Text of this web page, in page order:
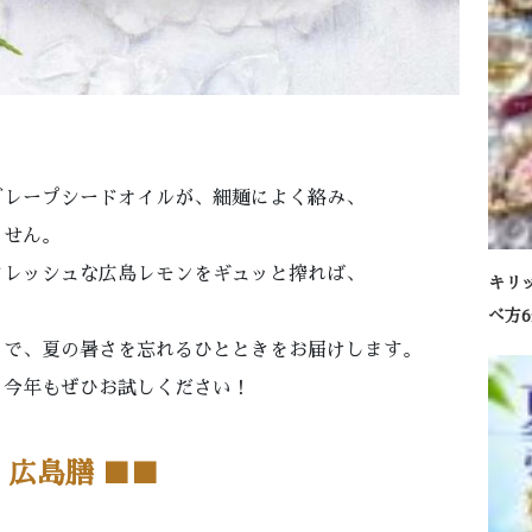
ープシードオイルが、細麺によく絡み、
ん。
ッシュな広島レモンをギュッと搾れば、
、夏の暑さを忘れるひとときをお届けします。
年もぜひお試しください！
島膳 ■
キリ
べ方